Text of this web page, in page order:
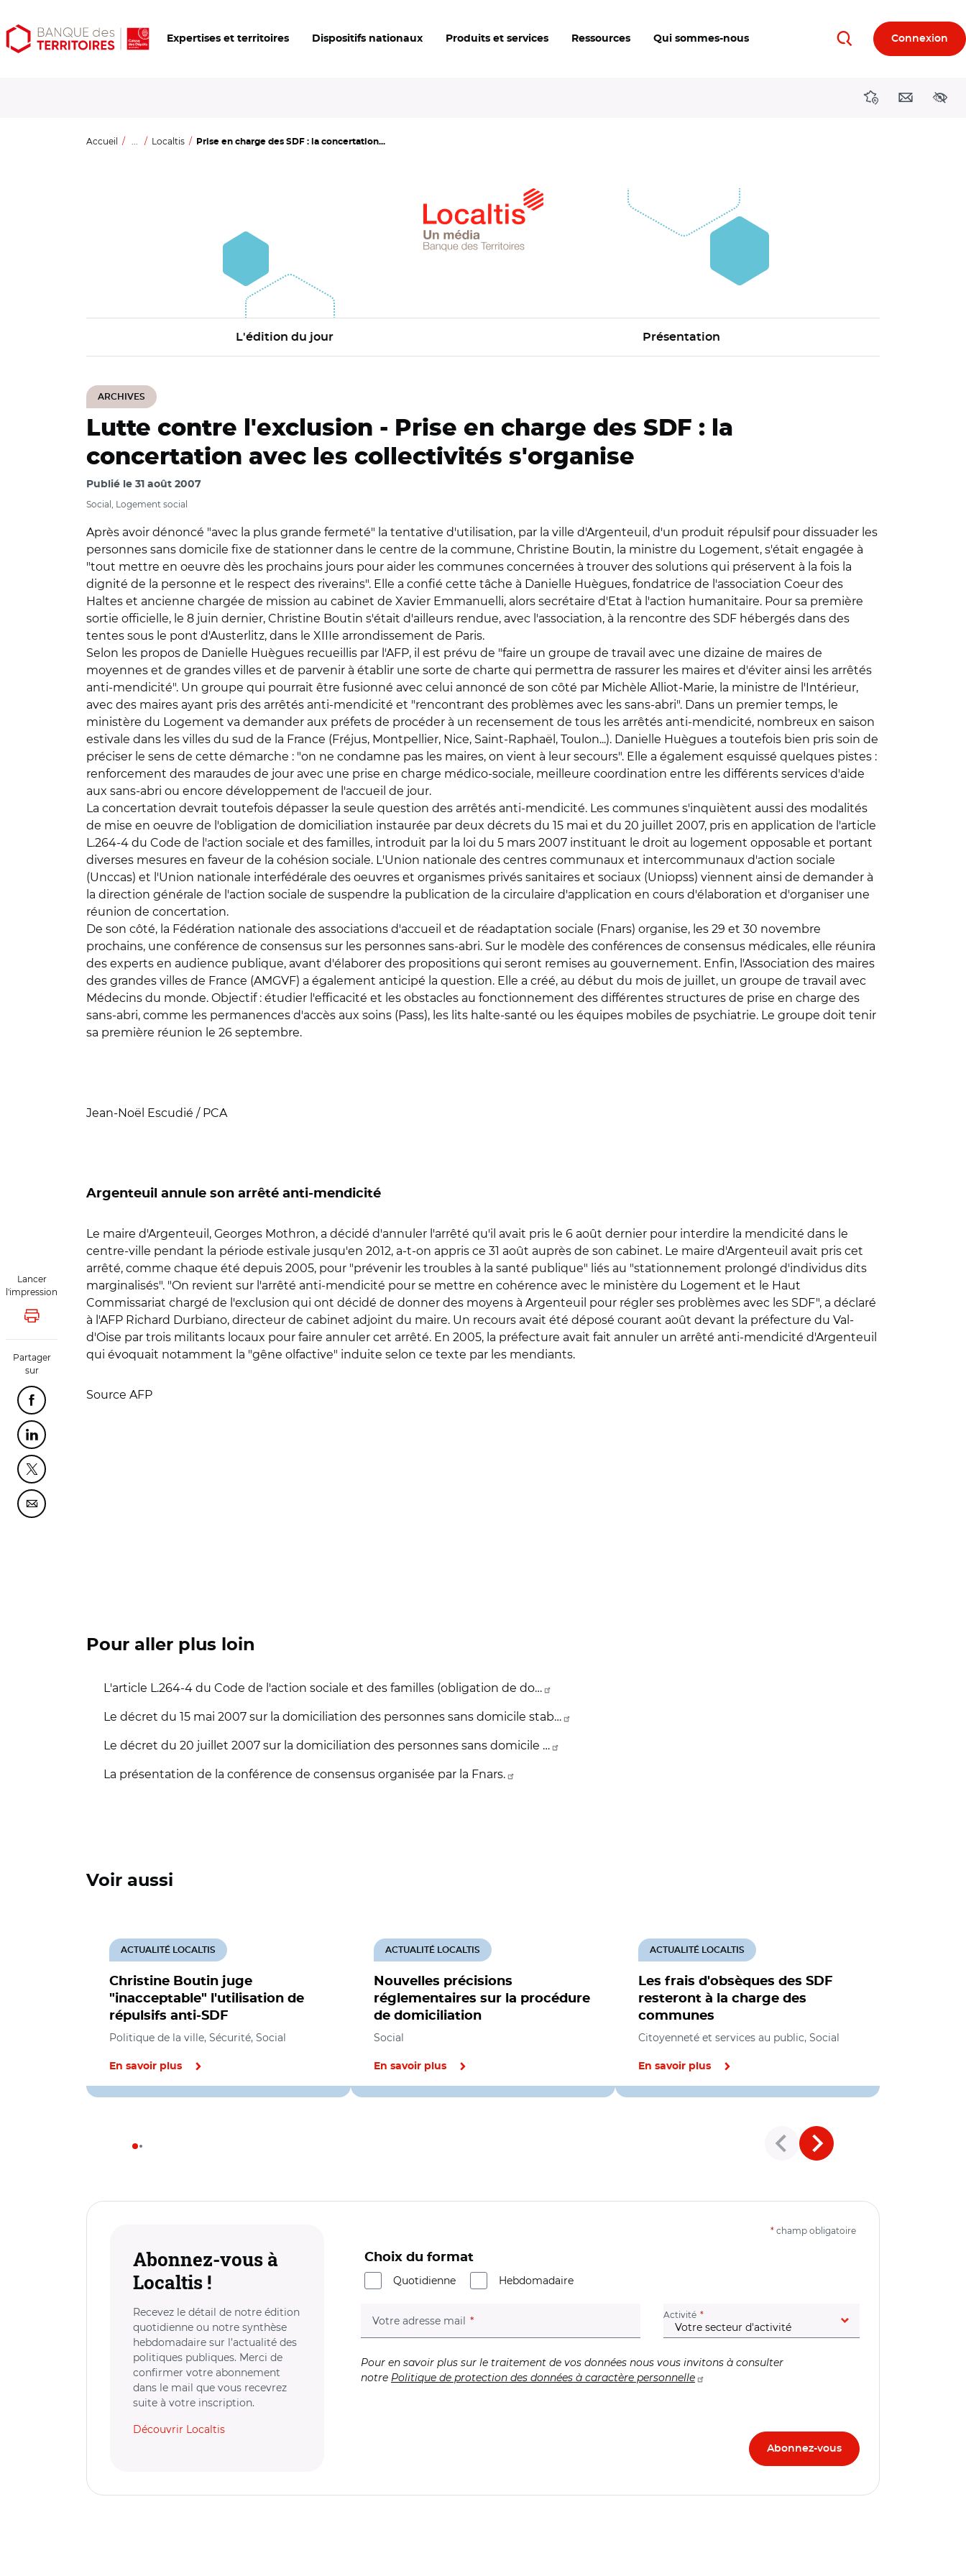
Aller
au
Aller
au
Ouvrir
les
Expertises et territoires Dispositifs nationaux Produits et services Ressources Qui sommes-nous RechercherConnexion
DirectionsContact
Accueil ... Localtis Prise en charge des SDF : la concertation...
L'édition du jour Présentation
ARCHIVES
Lancer
l'impression
Lancer l'impression
Partager
sur
Partager cette page sur Facebook
Partager cette page sur Linkedin
Partager cette page sur Twitter
Partager cette page sur Courriel
Lutte contre l'exclusion - Prise en charge des SDF : la
concertation avec les collectivités s'organise
Publié le 31 août 2007
Social, Logement social
Après avoir dénoncé "avec la plus grande fermeté" la tentative d'utilisation, par la ville d'Argenteuil, d'un produit répulsif pour dissuader les
personnes sans domicile fixe de stationner dans le centre de la commune, Christine Boutin, la ministre du Logement, s'était engagée à
"tout mettre en oeuvre dès les prochains jours pour aider les communes concernées à trouver des solutions qui préservent à la fois la
dignité de la personne et le respect des riverains". Elle a confié cette tâche à Danielle Huègues, fondatrice de l'association Coeur des
Haltes et ancienne chargée de mission au cabinet de Xavier Emmanuelli, alors secrétaire d'Etat à l'action humanitaire. Pour sa première
sortie officielle, le 8 juin dernier, Christine Boutin s'était d'ailleurs rendue, avec l'association, à la rencontre des SDF hébergés dans des
tentes sous le pont d'Austerlitz, dans le XIIIe arrondissement de Paris.
Selon les propos de Danielle Huègues recueillis par l'AFP, il est prévu de "faire un groupe de travail avec une dizaine de maires de
moyennes et de grandes villes et de parvenir à établir une sorte de charte qui permettra de rassurer les maires et d'éviter ainsi les arrêtés
anti-mendicité". Un groupe qui pourrait être fusionné avec celui annoncé de son côté par Michèle Alliot-Marie, la ministre de l'Intérieur,
avec des maires ayant pris des arrêtés anti-mendicité et "rencontrant des problèmes avec les sans-abri". Dans un premier temps, le
ministère du Logement va demander aux préfets de procéder à un recensement de tous les arrêtés anti-mendicité, nombreux en saison
estivale dans les villes du sud de la France (Fréjus, Montpellier, Nice, Saint-Raphaël, Toulon...). Danielle Huègues a toutefois bien pris soin de
préciser le sens de cette démarche : "on ne condamne pas les maires, on vient à leur secours". Elle a également esquissé quelques pistes :
renforcement des maraudes de jour avec une prise en charge médico-sociale, meilleure coordination entre les différents services d'aide
aux sans-abri ou encore développement de l'accueil de jour.
La concertation devrait toutefois dépasser la seule question des arrêtés anti-mendicité. Les communes s'inquiètent aussi des modalités
de mise en oeuvre de l'obligation de domiciliation instaurée par deux décrets du 15 mai et du 20 juillet 2007, pris en application de l'article
L.264-4 du Code de l'action sociale et des familles, introduit par la loi du 5 mars 2007 instituant le droit au logement opposable et portant
diverses mesures en faveur de la cohésion sociale. L'Union nationale des centres communaux et intercommunaux d'action sociale
(Unccas) et l'Union nationale interfédérale des oeuvres et organismes privés sanitaires et sociaux (Uniopss) viennent ainsi de demander à
la direction générale de l'action sociale de suspendre la publication de la circulaire d'application en cours d'élaboration et d'organiser une
réunion de concertation.
De son côté, la Fédération nationale des associations d'accueil et de réadaptation sociale (Fnars) organise, les 29 et 30 novembre
prochains, une conférence de consensus sur les personnes sans-abri. Sur le modèle des conférences de consensus médicales, elle réunira
des experts en audience publique, avant d'élaborer des propositions qui seront remises au gouvernement. Enfin, l'Association des maires
des grandes villes de France (AMGVF) a également anticipé la question. Elle a créé, au début du mois de juillet, un groupe de travail avec
Médecins du monde. Objectif : étudier l'efficacité et les obstacles au fonctionnement des différentes structures de prise en charge des
sans-abri, comme les permanences d'accès aux soins (Pass), les lits halte-santé ou les équipes mobiles de psychiatrie. Le groupe doit tenir
sa première réunion le 26 septembre.
Jean-Noël Escudié / PCA
Argenteuil annule son arrêté anti-mendicité
Le maire d'Argenteuil, Georges Mothron, a décidé d'annuler l'arrêté qu'il avait pris le 6 août dernier pour interdire la mendicité dans le
centre-ville pendant la période estivale jusqu'en 2012, a-t-on appris ce 31 août auprès de son cabinet. Le maire d'Argenteuil avait pris cet
arrêté, comme chaque été depuis 2005, pour "prévenir les troubles à la santé publique" liés au "stationnement prolongé d'individus dits
marginalisés". "On revient sur l'arrêté anti-mendicité pour se mettre en cohérence avec le ministère du Logement et le Haut
Commissariat chargé de l'exclusion qui ont décidé de donner des moyens à Argenteuil pour régler ses problèmes avec les SDF", a déclaré
à l'AFP Richard Durbiano, directeur de cabinet adjoint du maire. Un recours avait été déposé courant août devant la préfecture du Val-
d'Oise par trois militants locaux pour faire annuler cet arrêté. En 2005, la préfecture avait fait annuler un arrêté anti-mendicité d'Argenteuil
qui évoquait notamment la "gêne olfactive" induite selon ce texte par les mendiants.
Source AFP
Pour aller plus loin
L'article L.264-4 du Code de l'action sociale et des familles (obligation de do…
Le décret du 15 mai 2007 sur la domiciliation des personnes sans domicile stab…
Le décret du 20 juillet 2007 sur la domiciliation des personnes sans domicile …
La présentation de la conférence de consensus organisée par la Fnars.
Voir aussi
Christine Boutin juge
"inacceptable" l'utilisation de
répulsifs anti-SDF
ACTUALITÉ LOCALTIS
Politique de la ville, Sécurité, Social
En savoir plus
Nouvelles précisions
réglementaires sur la procédure
de domiciliation
ACTUALITÉ LOCALTIS
Social
En savoir plus
Les frais d'obsèques des SDF
resteront à la charge des
communes
ACTUALITÉ LOCALTIS
Citoyenneté et services au public, Social
En savoir plus
Abonnez-vous à
Localtis !
Recevez le détail de notre édition
quotidienne ou notre synthèse
hebdomadaire sur l’actualité des
politiques publiques. Merci de
confirmer votre abonnement
dans le mail que vous recevrez
suite à votre inscription.
Découvrir Localtis
* champ obligatoire
Choix du format
Quotidienne
Hebdomadaire
Votre adresse mail (champ obligatoire) Activité (champ obligatoire)
Pour en savoir plus sur le traitement de vos données nous vous invitons à consulter
notre Politique de protection des données à caractère personnelle